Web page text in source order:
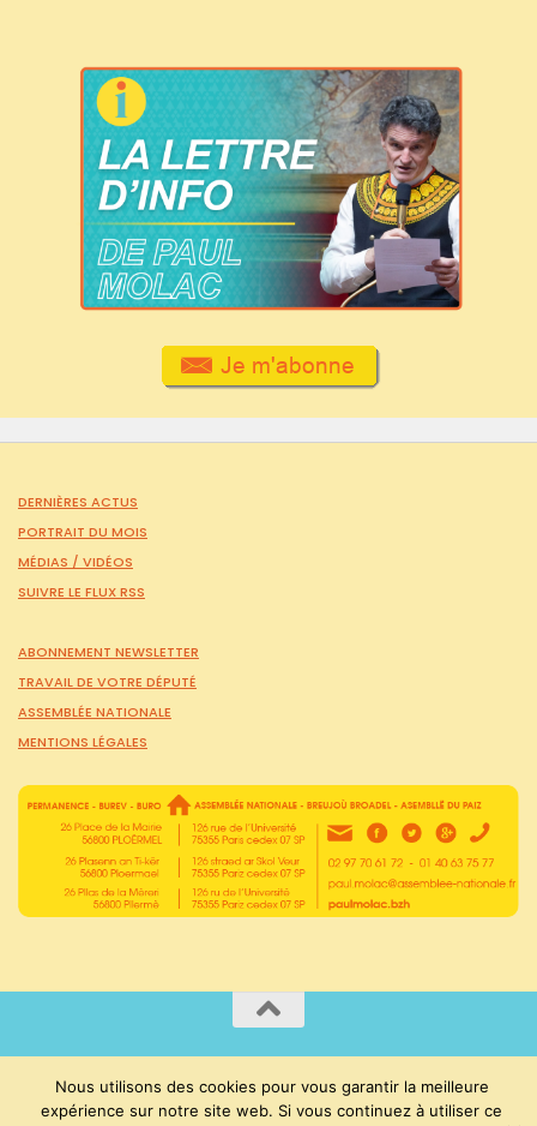
DERNIÈRES ACTUS
PORTRAIT DU MOIS
MÉDIAS / VIDÉOS
SUIVRE LE FLUX RSS
ABONNEMENT NEWSLETTER
TRAVAIL DE VOTRE DÉPUTÉ
ASSEMBLÉE NATIONALE
MENTIONS LÉGALES
PaulMolac © Tous droits réservés 2015-2026
Nous utilisons des cookies pour vous garantir la meilleure
expérience sur notre site web. Si vous continuez à utiliser ce